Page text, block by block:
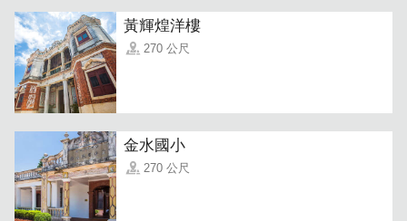
黃輝煌洋樓
270 公尺
金水國小
270 公尺